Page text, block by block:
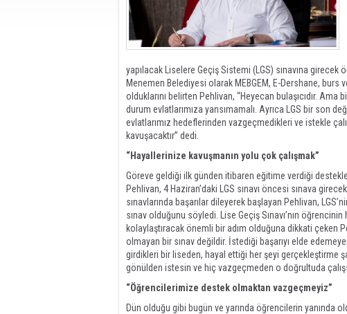
yapılacak Liselere Geçiş Sistemi (LGS) sınavına
Menemen Belediyesi olarak MEBGEM, E-Dershane,
olduklarını belirten Pehlivan, “Heyecan bulaşıcıdır. Ama
durum evlatlarımıza yansımamalı. Ayrıca LGS bir son
evlatlarımız hedeflerinden vazgeçmedikleri ve istekle
kavuşacaktır” dedi.
“Hayallerinize kavuşmanın yolu çok çalışmak”
Göreve geldiği ilk günden itibaren eğitime verdiği
Pehlivan, 4 Haziran’daki LGS sınavı öncesi sınava
sınavlarında başarılar dileyerek başlayan Pehlivan,
sınav olduğunu söyledi. Lise Geçiş Sınavı’nın
kolaylaştıracak önemli bir adım olduğuna dikkati çeken
olmayan bir sınav değildir. İstediği başarıyı elde
girdikleri bir liseden, hayal ettiği her şeyi gerçekleştirme
gönülden istesin ve hiç vazgeçmeden o doğrultuda
“Öğrencilerimize destek olmaktan vazgeçmeyiz”
Dün olduğu gibi bugün ve yarında öğrencilerin yanında